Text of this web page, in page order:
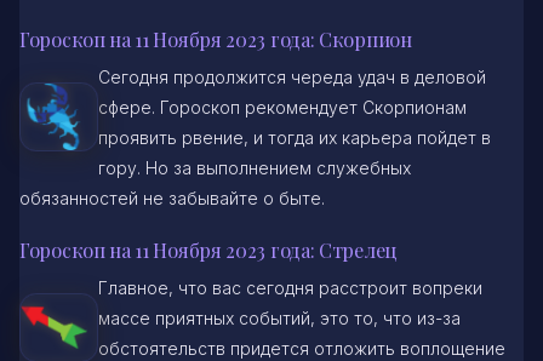
Гороскоп на 11 Ноября 2023 года: Скорпион
Сегодня продолжится череда удач в деловой
сфере. Гороскоп рекомендует Скорпионам
проявить рвение, и тогда их карьера пойдет в
гору. Но за выполнением служебных
обязанностей не забывайте о быте.
Гороскоп на 11 Ноября 2023 года: Стрелец
Главное, что вас сегодня расстроит вопреки
массе приятных событий, это то, что из-за
обстоятельств придется отложить воплощение